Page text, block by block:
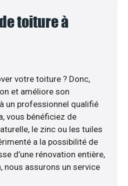
toiture à
votre toiture ? Donc,
et améliore son
un professionnel qualifié
vous bénéficiez de
le zinc ou les tuiles
a la possibilité de
d’une rénovation entière,
nous assurons un service